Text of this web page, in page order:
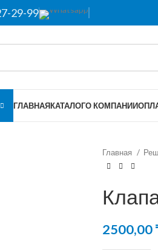
29-99
ГЛАВНАЯКАТАЛОГО КОМПАНИИ
Главная
2500,00